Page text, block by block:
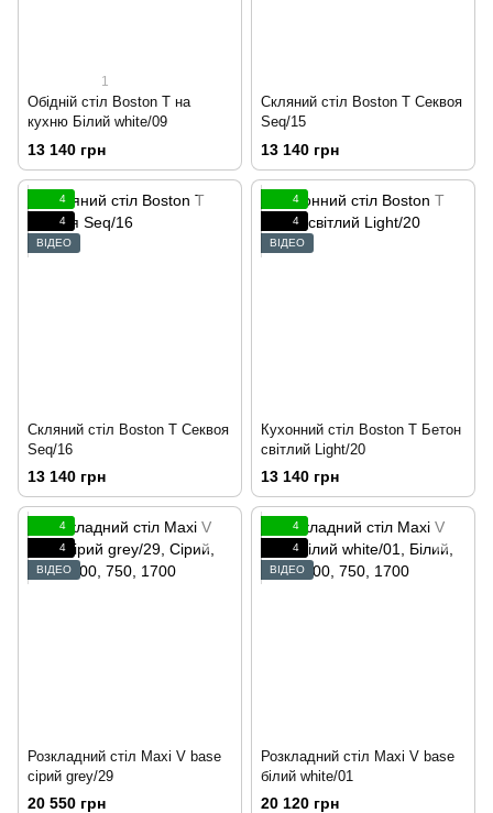
1
Обідній стіл Boston T на
кухню Білий white/09
13 140 грн
Скляний стіл Boston T Секвоя
Seq/15
13 140 грн
4
4
ВІДЕО
Скляний стіл Boston T Секвоя
Seq/16
13 140 грн
4
4
ВІДЕО
Кухонний стіл Boston T Бетон
світлий Light/20
13 140 грн
4
4
ВІДЕО
Розкладний стіл Maxi V base
сірий grey/29
20 550 грн
4
4
ВІДЕО
Розкладний стіл Maxi V base
білий white/01
20 120 грн